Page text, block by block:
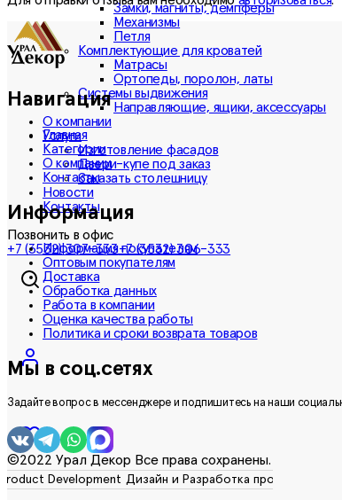
Замки, магниты, демпферы
Механизмы
Петля
Комплектующие для кроватей
Матрасы
Ортопеды, поролон, латы
Системы выдвижения
Направляющие, ящики, аксессуары
О компании
Услуги
Изготовление фасадов
Двери-купе под заказ
Заказать столешницу
Новости
Контакты
Позвонить в офис
+7 (3532) 307-333+7 (3532) 306-333
0
Навигация
Главная
Категории
О компании
Контакты
Информация
Информация покупателям
Оптовым покупателям
Доставка
Обработка данных
Работа в компании
Оценка качества работы
Политика и сроки возврата товаров
Мы в соц.сетях
Задайте вопрос в мессенджере и подпишитесь на наши
©2022 Урал Декор Все права сохранены.